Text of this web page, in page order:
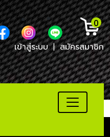
0
เข้าสู่ระบบ | สมัครสมาชิก